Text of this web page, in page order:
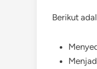
Berikut